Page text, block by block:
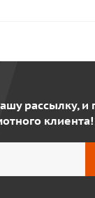
рассылку, и
клиента!